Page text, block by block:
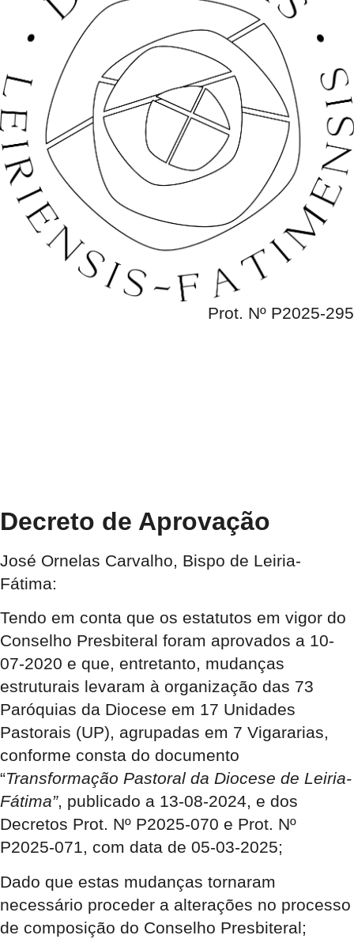
Prot. Nº P2025-295
Decreto de Aprovação
José Ornelas Carvalho, Bispo de Leiria-
Fátima:
Tendo em conta que os estatutos em vigor do
Conselho Presbiteral foram aprovados a 10-
07-2020 e que, entretanto, mudanças
estruturais levaram à organização das 73
Paróquias da Diocese em 17 Unidades
Pastorais (UP), agrupadas em 7 Vigararias,
conforme consta do documento
“Transformação Pastoral da Diocese de Leiria-
Fátima”, publicado a 13-08-2024, e dos
Decretos Prot. Nº P2025-070 e Prot. Nº
P2025-071, com data de 05-03-2025;
Dado que estas mudanças tornaram
necessário proceder a alterações no processo
de composição do Conselho Presbiteral;